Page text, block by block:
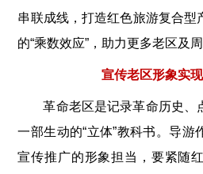
串联成线，打造红色旅游复合型
的“乘数效应”，助力更多老区及
宣传老区形象实
革命老区是记录革命历史、
一部生动的“立体”教科书。导游
宣传推广的形象担当，要紧随